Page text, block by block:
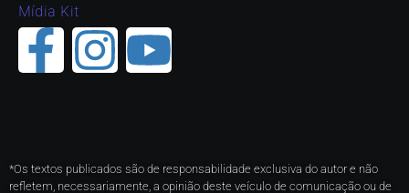
Mídia Kit
*Os textos publicados são de responsabilidade exclusiva do autor e não
refletem, necessariamente, a opinião deste veículo de comunicação ou de